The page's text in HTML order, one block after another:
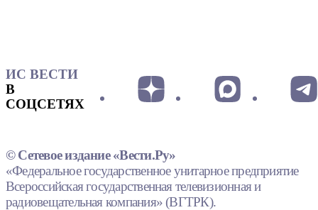
ИС ВЕСТИ
В
СОЦСЕТЯХ
© Сетевое издание «Вести.Ру»
«Федеральное государственное унитарное предприятие
Всероссийская государственная телевизионная и
радиовещательная компания» (ВГТРК).